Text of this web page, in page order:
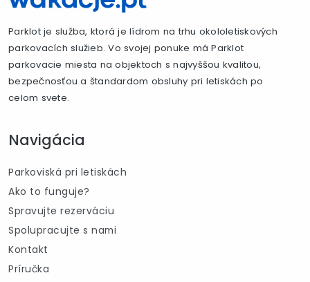
Parklot je služba, ktorá je lídrom na trhu okololetiskových
parkovacích služieb. Vo svojej ponuke má Parklot
parkovacie miesta na objektoch s najvyššou kvalitou,
bezpečnosťou a štandardom obsluhy pri letiskách po
celom svete.
Navigácia
Parkoviská pri letiskách
Ako to funguje?
Spravujte rezerváciu
Spolupracujte s nami
Kontakt
Príručka